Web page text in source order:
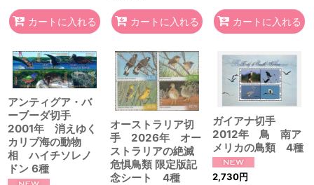
カートに入れる カートに入れる カートに入れる
アンティグア・バ
ーブーダ切手
2001年 消えゆく
カリブ海の動物
相 ハイチソレノ
ドン 6種
オーストラリア切
手 2026年 オー
ストラリアの絶滅
危惧鳥類 限定版記
念シート 4種
ガイアナ切手
2012年 鳥 南ア
メリカの鳥類 4種
2,730円